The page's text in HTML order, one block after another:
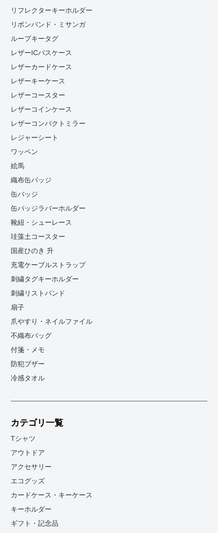
リフレクターキーホルダー
リボンバンド・ミサンガ
ループキータグ
レザーICパスケース
レザーカードケース
レザーキーケース
レザーコースター
レザーコインケース
レザーコンパクトミラー
レジャーシート
ワッペン
絵馬
織布缶バッジ
缶バッジ
缶バッジラバーホルダー
靴紐・シューレース
珪藻土コースター
国産ひのき 升
充電ケーブルストラップ
刺繍タグキーホルダー
刺繍リストバンド
扇子
爪やすり・ネイルファイル
不織布バッグ
付箋・メモ
防犯ブザー
冷感タオル
カテゴリ一覧
Tシャツ
アウトドア
アクセサリー
エコグッズ
カードケース・キーケース
キーホルダー
ギフト・記念品